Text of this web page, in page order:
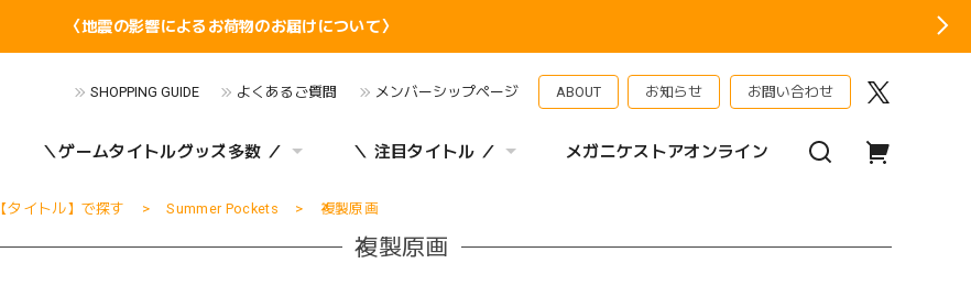
〈地震の影響によるお荷物のお届けについて〉
SHOPPING GUIDE よくあるご質問 メンバーシップページ ABOUT お知らせ お問い合わせ
＼ゲームタイトルグッズ多数 ／ ＼ 注目タイトル ／ メガニケストアオンライン
【タイトル】で探す Summer Pockets 複製原画
複製原画